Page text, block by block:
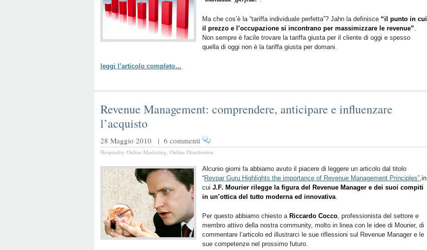
Ma che cos’è la “tariffa individuale perfetta”? Jahn la definisce “il punto in cui
il prezzo e l’occupazione si incontrano per massimizzare le revenue”.
Non sempre è facile trovare la tariffa giusta per il cliente di oggi e spesso
quella di oggi non è la tariffa giusta per domani.
leggi l’articolo completo…
Revenue Management: comprendere, anticipare e influenzare
l’acquisto
28 Maggio 2010 | 6 commenti
Hospitality Online Marketing, Online Distribution
Alcunio giorni fa abbiamo avuto il piacere di leggere un articolo dal titolo
“Revpar Guru Highlights the importance of Revenue Management Principles”,in
cui J.F. Mourier rilegge la figura del Revenue Manager e dei suoi compiti
in un’ottica del tutto moderna ed innovativa.
Per questo abbiamo chiesto a Riccardo Cocco, professionista del settore e
membro attivo della nostra community, molto in linea con le idee di Mourier, di
commentare l’articolo ed illustrarci le sue riflessioni sul Revenue Manager e le
sue competenze nel prossimo futuro.